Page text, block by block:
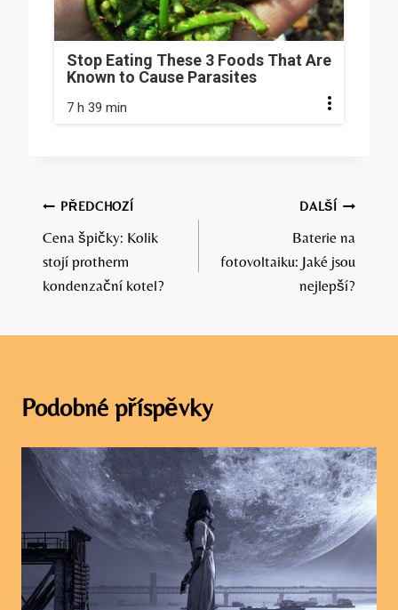
Stop Eating These 3 Foods That Are
Known to Cause Parasites
7 h 39 min
Navigace
pro
příspěvek
PŘEDCHOZÍ
Cena špičky: Kolik
stojí protherm
kondenzační kotel?
DALŠÍ
Baterie na
fotovoltaiku: Jaké jsou
nejlepší?
Podobné příspěvky